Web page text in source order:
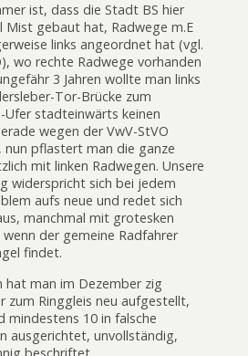
ist, dass die Stadt BS hier
Mist gebaut hat, Radwege m.E
links angeordnet hat (vgl.
wo rechte Radwege vorhanden
3 Jahren wollte man links
Tor-Brücke zum
Ufer stadteinwärts keinen
wegen der VwV-StVO
nun pflastert man die ganze
mit linken Radwegen. Unsere
widerspricht sich bei jedem
aufs neue und redet sich
manchmal mit grotesken
wenn der gemeine Radfahrer
findet.
hat man im Dezember zig
zum Ringgleis neu aufgestellt,
mindestens 10 in falsche
ausgerichtet, unvollständig,